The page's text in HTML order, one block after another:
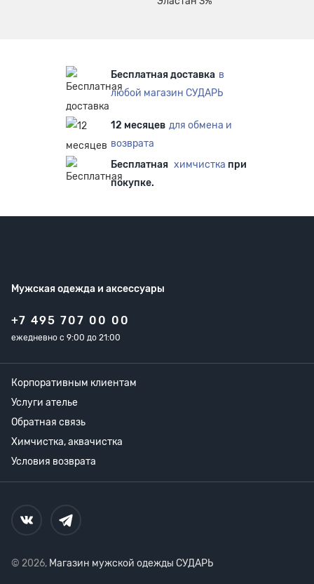
Бесплатная доставка в
любой магазин СУДАРЬ
12 месяцев для обмена и
возврата
Бесплатная химчистка при
покупке.
Мужская одежда и аксессуары
+7 495 707 00 00
ежедневно с 9:00 до 21:00
Корпоративным клиентам
Услуги ателье
Обратная связь
Химчистка, аквачистка
Условия возврата
© 2026, Магазин мужской одежды СУДАРЬ